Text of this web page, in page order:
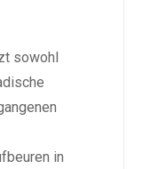
sowohl
in